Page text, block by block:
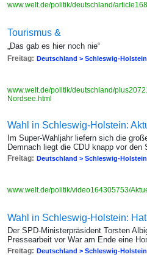
www.welt.de/politik/deutschland/
Tourismus &
„Das gab es hier noch nie“
Freitag: Deutschland > Schleswig-Holstein
www.welt.de/politik/deutschland/
Nordsee.html
Wahl in Schleswig-Holstein:
Im Super-Wahljahr liefern sich die
Demnach liegt die CDU knapp vor
Freitag: Deutschland > Schleswig-Holstein
www.welt.de/politik/video164305753/
Wahl in Schleswig-Holstein:
Der SPD-Ministerpräsident Torsten
Pressearbeit vor War am Ende eine
Freitag: Deutschland > Schleswig-Holstein